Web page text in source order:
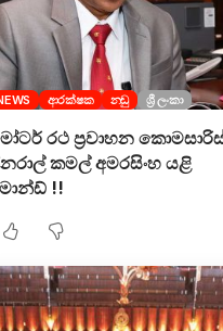
ආරක්ෂක නඩු ශ්‍රී ලංකා
රථ ප්‍රවාහන
කමල් අමරසිංහ යළි
!!